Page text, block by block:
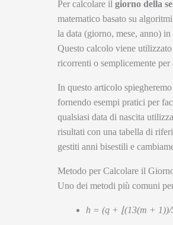
Per calcolare il giorno della
matematico basato su
la data (giorno, mese, anno)
Questo calcolo viene
ricorrenti o semplicemente
In questo articolo
fornendo esempi pratici per
qualsiasi data di nascita
risultati con una tabella di
gestiti anni bisestili e
Metodo per Calcolare il
Uno dei metodi più comuni
h = (q + ⌊(13(m + 1))/